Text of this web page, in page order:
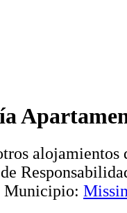
alojamientos
Municipio: